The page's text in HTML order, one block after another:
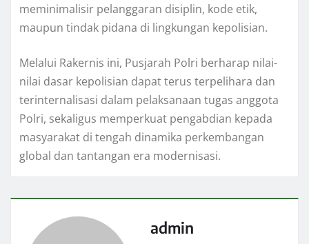
meminimalisir pelanggaran disiplin, kode etik,
maupun tindak pidana di lingkungan kepolisian.
Melalui Rakernis ini, Pusjarah Polri berharap nilai-
nilai dasar kepolisian dapat terus terpelihara dan
terinternalisasi dalam pelaksanaan tugas anggota
Polri, sekaligus memperkuat pengabdian kepada
masyarakat di tengah dinamika perkembangan
global dan tantangan era modernisasi.
admin